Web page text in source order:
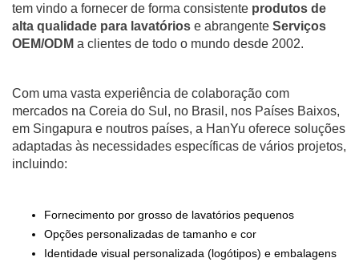
tem vindo a fornecer de forma consistente produtos de
alta qualidade para lavatórios e abrangente Serviços
OEM/ODM a clientes de todo o mundo desde 2002.
Com uma vasta experiência de colaboração com
mercados na Coreia do Sul, no Brasil, nos Países Baixos,
em Singapura e noutros países, a HanYu oferece soluções
adaptadas às necessidades específicas de vários projetos,
incluindo:
Fornecimento por grosso de lavatórios pequenos
Opções personalizadas de tamanho e cor
Identidade visual personalizada (logótipos) e embalagens